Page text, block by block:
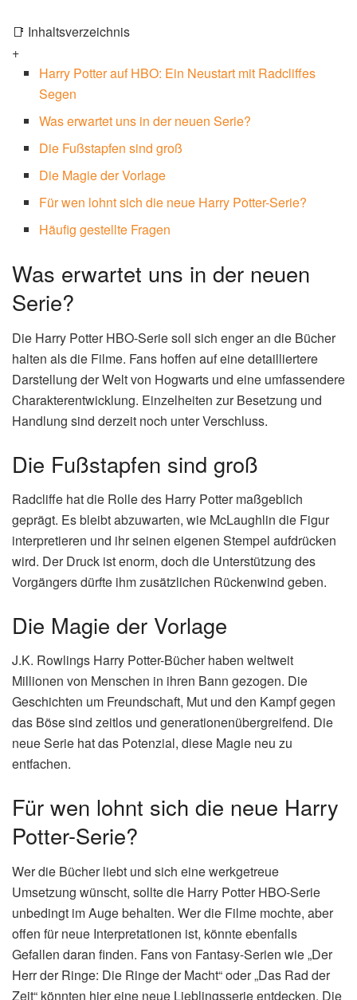
📑 Inhaltsverzeichnis
+
Harry Potter auf HBO: Ein Neustart mit Radcliffes
Segen
Was erwartet uns in der neuen Serie?
Die Fußstapfen sind groß
Die Magie der Vorlage
Für wen lohnt sich die neue Harry Potter-Serie?
Häufig gestellte Fragen
Was erwartet uns in der neuen
Serie?
Die Harry Potter HBO-Serie soll sich enger an die Bücher
halten als die Filme. Fans hoffen auf eine detailliertere
Darstellung der Welt von Hogwarts und eine umfassendere
Charakterentwicklung. Einzelheiten zur Besetzung und
Handlung sind derzeit noch unter Verschluss.
Die Fußstapfen sind groß
Radcliffe hat die Rolle des Harry Potter maßgeblich
geprägt. Es bleibt abzuwarten, wie McLaughlin die Figur
interpretieren und ihr seinen eigenen Stempel aufdrücken
wird. Der Druck ist enorm, doch die Unterstützung des
Vorgängers dürfte ihm zusätzlichen Rückenwind geben.
Die Magie der Vorlage
J.K. Rowlings Harry Potter-Bücher haben weltweit
Millionen von Menschen in ihren Bann gezogen. Die
Geschichten um Freundschaft, Mut und den Kampf gegen
das Böse sind zeitlos und generationenübergreifend. Die
neue Serie hat das Potenzial, diese Magie neu zu
entfachen.
Für wen lohnt sich die neue Harry
Potter-Serie?
Wer die Bücher liebt und sich eine werkgetreue
Umsetzung wünscht, sollte die Harry Potter HBO-Serie
unbedingt im Auge behalten. Wer die Filme mochte, aber
offen für neue Interpretationen ist, könnte ebenfalls
Gefallen daran finden. Fans von Fantasy-Serien wie „Der
Herr der Ringe: Die Ringe der Macht“ oder „Das Rad der
Zeit“ könnten hier eine neue Lieblingsserie entdecken. Die